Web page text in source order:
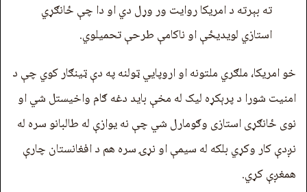
ته بېرته د امریکا روایت ور وړل دي او دا چې ځانګړي
استازي لویدیځې او ناکامې طرحې تحمیلوي.
خو امریکا،‌ ملګري ملتونه او اروپايي‌ ټولنه په دې ټینګار کوي چې د
امنیت شورا د پرېکړه لیک له مخې باید دغه ګام واخیستل شي او
نوی ځانګړی استازی وګومارل شي چې نه یوازې له طالبانو سره له
نږدې کار وکړي بلکه له سیمې او نړۍ سره هم د افغانستان چارې
همغږې کړي.